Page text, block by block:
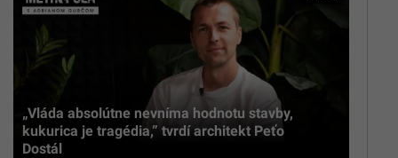
„Vláda absolútne nevníma hodnotu stavby,
kukurica je tragédia,” tvrdí architekt Peťo
Dostál